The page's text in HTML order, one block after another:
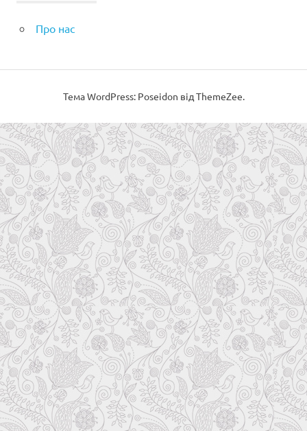
Про нас
Тема WordPress: Poseidon від ThemeZee.